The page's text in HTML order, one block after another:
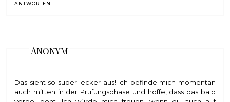
ANTWORTEN
Anonym
Das sieht so super lecker aus! Ich befinde mich momentan
auch mitten in der Prüfungsphase und hoffe, dass das bald